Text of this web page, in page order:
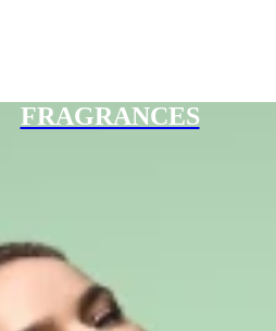
FRAGRANCES